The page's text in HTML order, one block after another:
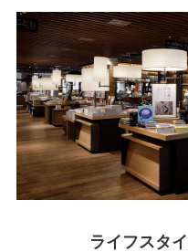
ライフスタ